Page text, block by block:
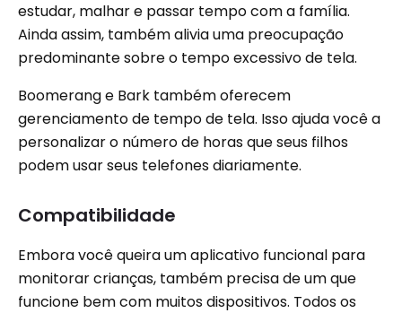
estudar, malhar e passar tempo com a família.
Ainda assim, também alivia uma preocupação
predominante sobre o tempo excessivo de tela.
Boomerang e Bark também oferecem
gerenciamento de tempo de tela. Isso ajuda você a
personalizar o número de horas que seus filhos
podem usar seus telefones diariamente.
Compatibilidade
Embora você queira um aplicativo funcional para
monitorar crianças, também precisa de um que
funcione bem com muitos dispositivos. Todos os